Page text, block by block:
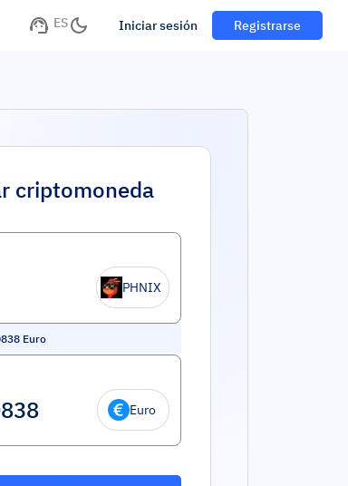
ES Iniciar sesión Registrarse
criptomoneda
PHNIX
Euro
Euro